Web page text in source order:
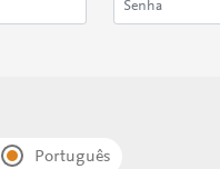
Português